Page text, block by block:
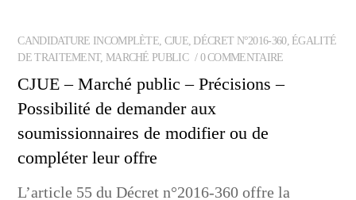
CANDIDATURE INCOMPLÈTE, CJUE, DÉCRET N°2016-360, ÉGALITÉ
DE TRAITEMENT, MARCHÉ PUBLIC 0 COMMENTAIRE
CJUE – Marché public – Précisions –
Possibilité de demander aux
soumissionnaires de modifier ou de
compléter leur offre
L’article 55 du Décret n°2016-360 offre la